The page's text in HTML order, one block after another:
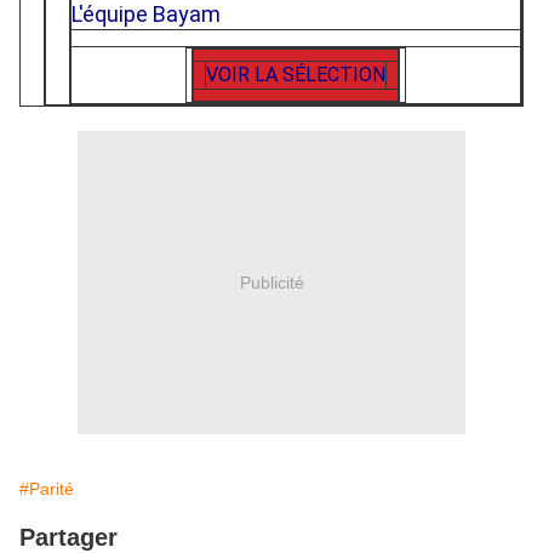
L'équipe Bayam
VOIR LA SÉLECTION
Publicité
#Parité
Partager